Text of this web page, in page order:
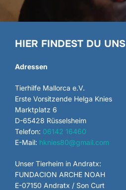
HIER FINDEST DU UNS
Adressen
Tierhilfe Mallorca e.V.
Erste Vorsitzende Helga Knies
Marktplatz 6
D-65428 Rüsselsheim
Telefon: 06142 16460
E-Mail: hknies80@gmail.com
Unser Tierheim in Andratx:
FUNDACION ARCHE NOAH
E-07150 Andratx / Son Curt